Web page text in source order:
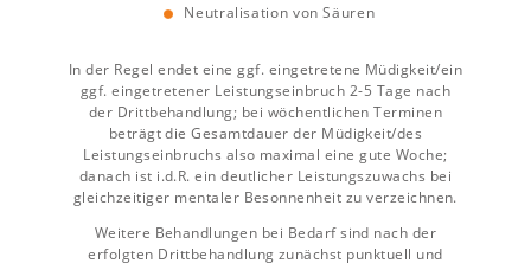
Neutralisation von Säuren
In der Regel endet eine ggf. eingetretene Müdigkeit/ein
ggf. eingetretener Leistungseinbruch 2-5 Tage nach
der Drittbehandlung; bei wöchentlichen Terminen
beträgt die Gesamtdauer der Müdigkeit/des
Leistungseinbruchs also maximal eine gute Woche;
danach ist i.d.R. ein deutlicher Leistungszuwachs bei
gleichzeitiger mentaler Besonnenheit zu verzeichnen.
Weitere Behandlungen bei Bedarf sind nach der
erfolgten Drittbehandlung zunächst punktuell und